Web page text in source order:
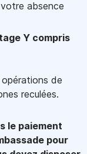
absence
Y compris
de
reculées.
le paiement
pour